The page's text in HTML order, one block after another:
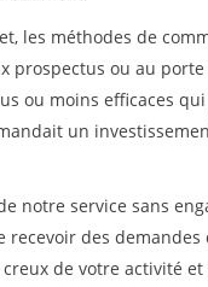
les méthodes de
prospectus ou au porte
ou moins efficaces
un
notre service sans
recevoir des demandes
de votre activité